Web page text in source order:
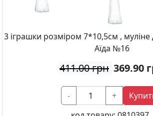
3 іграшки розміром 7*10,5см ,
Аїда №16
411.00 грн 369.90
- +